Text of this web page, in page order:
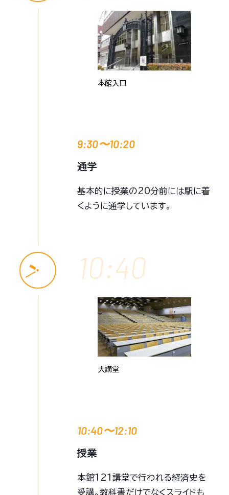
本館入口
9:30〜10:20
通学
基本的に授業の20分前には駅に着
くように通学しています。
10:40
大講堂
10:40〜12:10
授業
本館121講堂で行われる経済史を
受講。教科書だけでなくスライドも